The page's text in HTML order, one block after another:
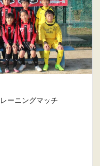
ーニングマッチ